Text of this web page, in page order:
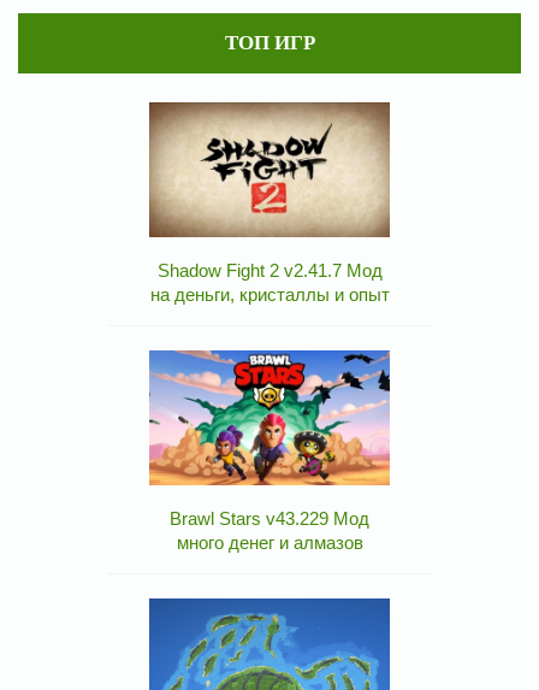
ТОП ИГР
Shadow Fight 2 v2.41.7 Мод
на деньги, кристаллы и опыт
Brawl Stars v43.229 Мод
много денег и алмазов